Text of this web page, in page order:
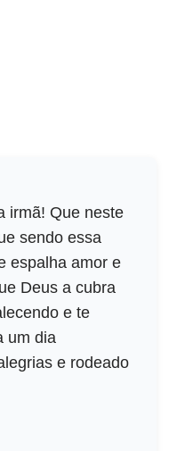
irmã! Que neste
sendo essa
espalha amor e
Deus a cubra
e te
um dia
e rodeado